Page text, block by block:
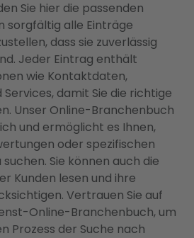
Sie hier die passenden
sorgfältig alle Einträge
dass sie zuverlässig
Jeder Eintrag enthält
wie Kontaktdaten,
damit Sie die richtige
Unser Online-Branchenbuch
und ermöglicht es Ihnen,
oder spezifischen
Sie können auch die
Kunden lesen und ihre
Vertrauen Sie auf
Online-Branchenbuch, um
Prozess der Suche nach